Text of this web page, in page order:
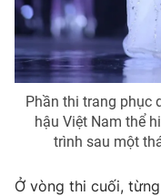
Phần thi trang phục
hậu Việt Nam thể
trình sau một
Ở vòng thi cuối,